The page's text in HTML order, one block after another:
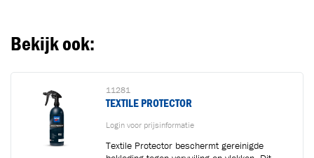
Bekijk ook:
11281
TEXTILE PROTECTOR
Login voor prijsinformatie
Textile Protector beschermt gereinigde